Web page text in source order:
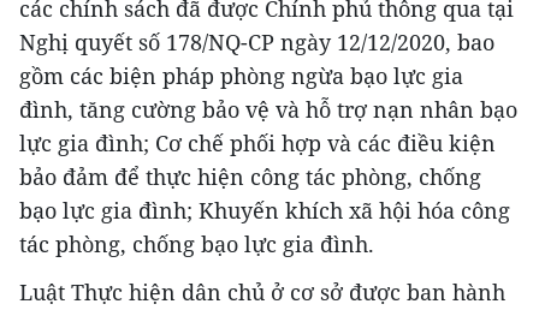
các chính sách đã được Chính phủ thông qua tại
Nghị quyết số 178/NQ-CP ngày 12/12/2020, bao
gồm các biện pháp phòng ngừa bạo lực gia
đình, tăng cường bảo vệ và hỗ trợ nạn nhân bạo
lực gia đình; Cơ chế phối hợp và các điều kiện
bảo đảm để thực hiện công tác phòng, chống
bạo lực gia đình; Khuyến khích xã hội hóa công
tác phòng, chống bạo lực gia đình.
Luật Thực hiện dân chủ ở cơ sở được ban hành